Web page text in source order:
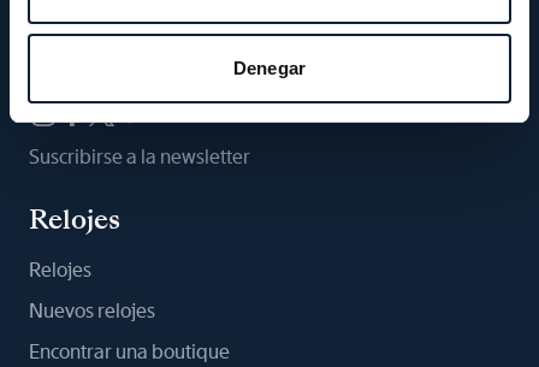
Denegar
Suscribirse a la newsletter
Relojes
Relojes
Nuevos relojes
Encontrar una boutique